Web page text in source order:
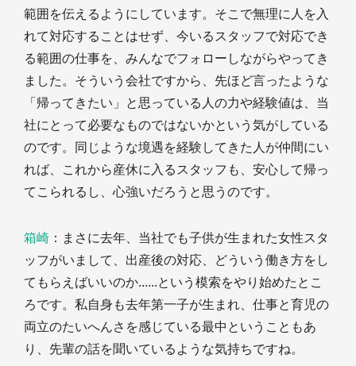
範囲を伝えるようにしています。そこで無理に人を入
れて対応することはせず、今いるスタッフで対応でき
る範囲の仕事を、みんなでフォローしながらやってき
ました。そういう会社ですから、先ほど言ったような
「帰ってきたい」と思っている人の力や経験値は、当
社にとって必要なものではないかという気がしている
のです。同じような境遇を経験してきた人が仲間にい
れば、これから産休に入るスタッフも、安心して帰っ
てこられるし、心強いだろうと思うのです。
箱崎 ：まさに去年、当社でも子供が生まれた女性スタ
ッフがいまして、出産後の対応、どういう働き方をし
てもらえばいいのか......という模索をやり始めたとこ
ろです。私自身も去年第一子が生まれ、仕事と育児の
両立のたいへんさを感じている最中ということもあ
り、先輩の話を聞いているような気持ちですね。